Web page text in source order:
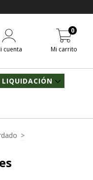
cuenta Mi carrito
0
LIQUIDACIÓN
>